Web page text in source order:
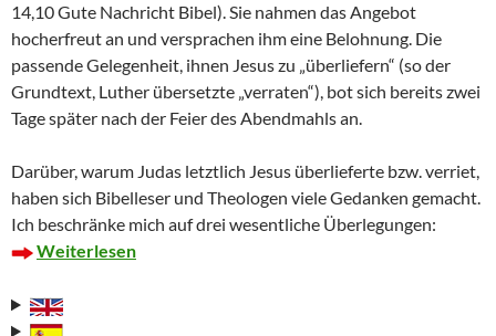
14,10 Gute Nachricht Bibel). Sie nahmen das Angebot
hocherfreut an und versprachen ihm eine Belohnung. Die
passende Gelegenheit, ihnen Jesus zu „überliefern“ (so der
Grundtext, Luther übersetzte „verraten“), bot sich bereits zwei
Tage später nach der Feier des Abendmahls an.
Darüber, warum Judas letztlich Jesus überlieferte bzw. verriet,
haben sich Bibelleser und Theologen viele Gedanken gemacht.
Ich beschränke mich auf drei wesentliche Überlegungen:
Weiterlesen